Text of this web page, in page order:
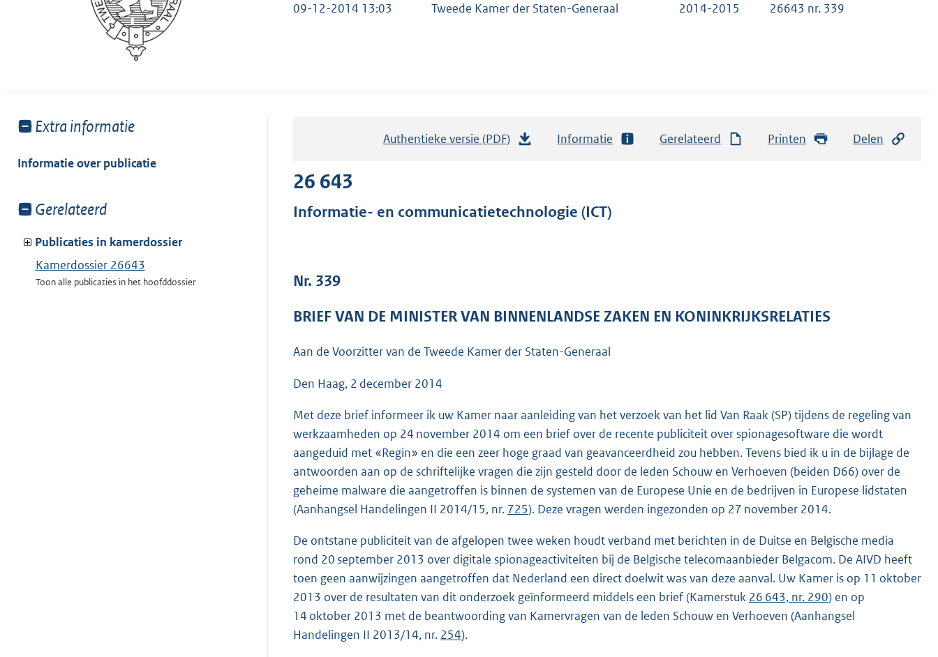
09-12-2014 13:03 Tweede Kamer der Staten-Generaal 2014-2015 26643 nr. 339
Toon
van:
Extra informatie
Informatie over publicatie
Toon
van:
Gerelateerd
Publicaties in kamerdossier
Kamerdossier 26643
Toon alle publicaties in het hoofddossier
Authentieke versie (PDF)
a
r
o
:
3
9
K
b
Informatie Gerelateerd Printen Delen
26 643
Informatie- en communicatietechnologie (ICT)
Nr. 339
BRIEF VAN DE MINISTER VAN BINNENLANDSE ZAKEN EN KONINKRIJKSRELATIES
Aan de Voorzitter van de Tweede Kamer der Staten-Generaal
Den Haag, 2 december 2014
Met deze brief informeer ik uw Kamer naar aanleiding van het verzoek van het lid Van Raak (SP) tijdens de regeling van
werkzaamheden op 24 november 2014 om een brief over de recente publiciteit over spionagesoftware die wordt
aangeduid met «Regin» en die een zeer hoge graad van geavanceerdheid zou hebben. Tevens bied ik u in de bijlage de
antwoorden aan op de schriftelijke vragen die zijn gesteld door de leden Schouw en Verhoeven (beiden D66) over de
geheime malware die aangetroffen is binnen de systemen van de Europese Unie en de bedrijven in Europese lidstaten
(Aanhangsel Handelingen II 2014/15, nr. 725). Deze vragen werden ingezonden op 27 november 2014.
De ontstane publiciteit van de afgelopen twee weken houdt verband met berichten in de Duitse en Belgische media
rond 20 september 2013 over digitale spionageactiviteiten bij de Belgische telecomaanbieder Belgacom. De AIVD heeft
toen geen aanwijzingen aangetroffen dat Nederland een direct doelwit was van deze aanval. Uw Kamer is op 11 oktober
2013 over de resultaten van dit onderzoek geïnformeerd middels een brief (Kamerstuk 26 643, nr. 290) en op
14 oktober 2013 met de beantwoording van Kamervragen van de leden Schouw en Verhoeven (Aanhangsel
Handelingen II 2013/14, nr. 254).